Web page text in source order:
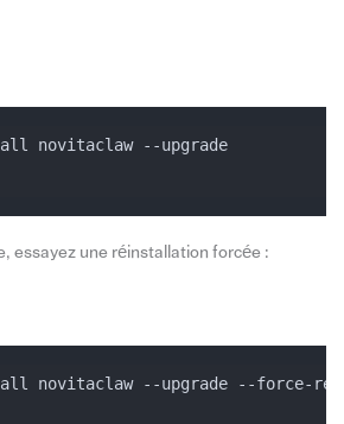
novitaclaw --upgrade
essayez une réinstallation forcée :
novitaclaw --upgrade --force-